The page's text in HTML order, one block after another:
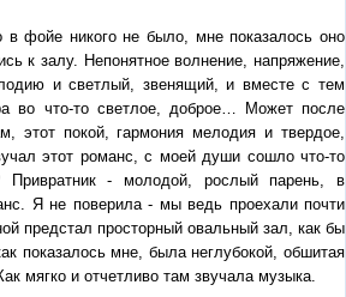
фойе никого не было, мне показалось оно
к залу. Непонятное волнение, напряжение,
и светлый, звенящий, и вместе с тем
во что-то светлое, доброе… Может после
этот покой, гармония мелодия и твердое,
этот романс, с моей души сошло что-то
Привратник - молодой, рослый парень, в
Я не поверила - мы ведь проехали почти
предстал просторный овальный зал, как бы
показалось мне, была неглубокой, обшитая
мягко и отчетливо там звучала музыка.